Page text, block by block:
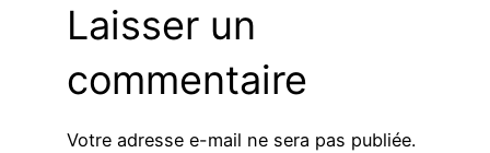
Laisser un
commentaire
Votre adresse e-mail ne sera pas publiée.